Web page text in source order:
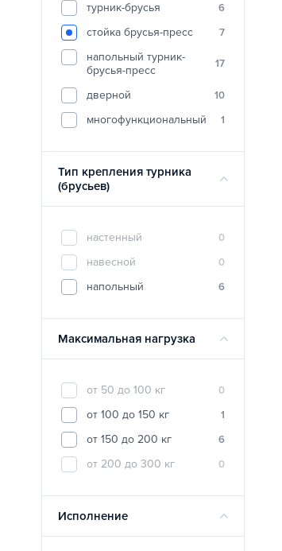
турник-брусья 6
стойка брусья-пресс 7
напольный турник-
брусья-пресс
17
дверной 10
многофункциональный 1
Тип крепления турника
(брусьев)
настенный 0
навесной 0
напольный 6
Максимальная нагрузка
от 50 до 100 кг 0
от 100 до 150 кг 1
от 150 до 200 кг 6
от 200 до 300 кг 0
Исполнение